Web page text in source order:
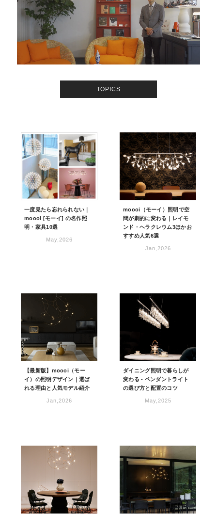
TOPICS
一度見たら忘れられない｜
moooi [モーイ] の名作照
明・家具10選
May,2026
moooi（モーイ）照明で空
間が劇的に変わる｜レイモ
ンド・ヘラクレウム3ほかお
すすめ人気6選
Jan,2026
【最新版】moooi（モー
イ）の照明デザイン｜選ば
れる理由と人気モデル紹介
Jan,2026
ダイニング照明で暮らしが
変わる - ペンダントライト
の選び方と配置のコツ
May,2025